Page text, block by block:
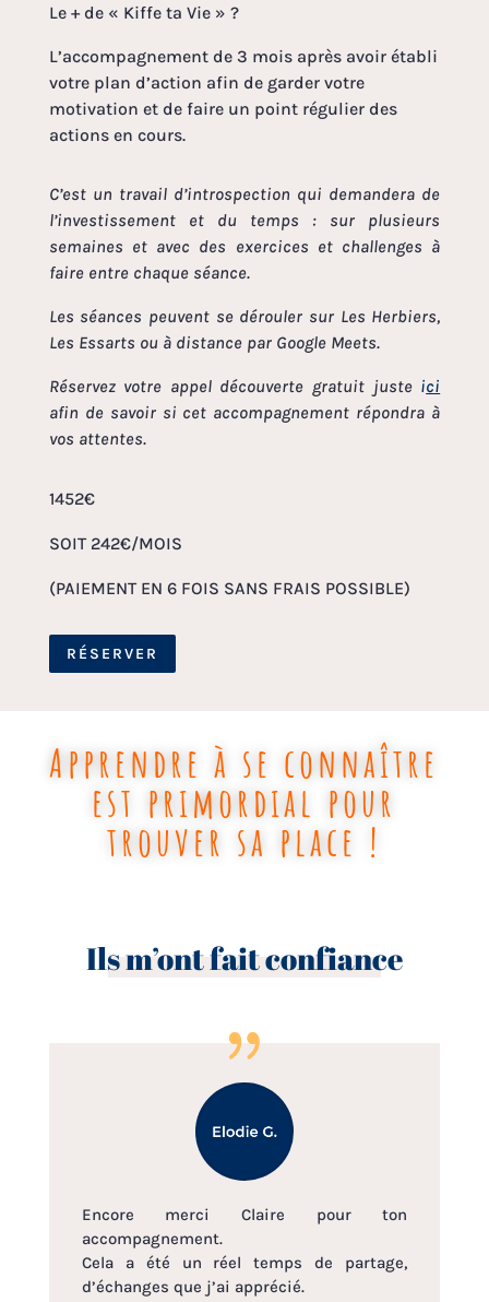
Le + de « Kiffe ta Vie » ?
L’accompagnement de 3 mois après avoir établi
votre plan d’action afin de garder votre
motivation et de faire un point régulier des
actions en cours.
C’est un travail d’introspection qui demandera de
l’investissement et du temps : sur plusieurs
semaines et avec des exercices et challenges à
faire entre chaque séance.
Les séances peuvent se dérouler sur Les Herbiers,
Les Essarts ou à distance par Google Meets.
Réservez votre appel découverte gratuit juste ici
afin de savoir si cet accompagnement répondra à
vos attentes.
1452€
SOIT 242€/MOIS
(PAIEMENT EN 6 FOIS SANS FRAIS POSSIBLE)
RÉSERVER
Apprendre à se connaître
est primordial pour
trouver sa place !
Ils m’ont fait confiance
….
Encore merci Claire pour ton
accompagnement.
Cela a été un réel temps de partage,
d’échanges que j’ai apprécié.